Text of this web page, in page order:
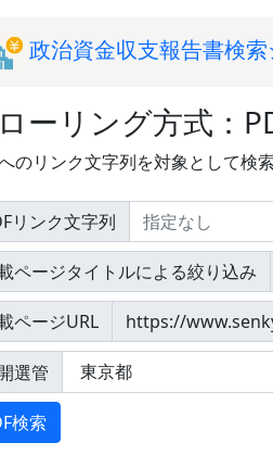
政治資金収支報告書検
ーリング方式：
のリンク文字列を対象として検索
リンク文字列
ページタイトルによる絞り込み
ページURL
選管